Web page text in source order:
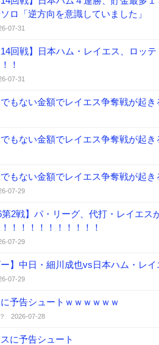
ロ「逆方向を意識していました」
07-31
14回戦】日本ハム・レイエス、ロッ
！
07-31
もない金額でレイエス争奪戦が起
もない金額でレイエス争奪戦が起
もない金額でレイエス争奪戦が起
07-29
第2戦】パ・リーグ、代打・レイエ
！！！！！！！！！！
07-29
ー】中日・細川成也vs日本ハム・レ
07-29
予告シュートｗｗｗｗｗｗ
？ 2026-07-28
に予告シュート